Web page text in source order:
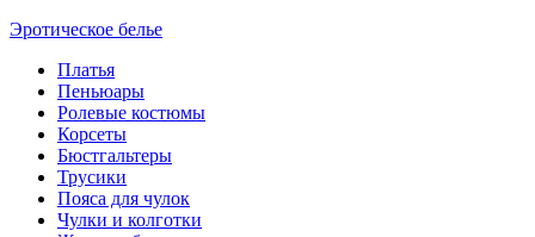
Эротическое белье
Платья
Пеньюары
Ролевые костюмы
Корсеты
Бюстгальтеры
Трусики
Пояса для чулок
Чулки и колготки